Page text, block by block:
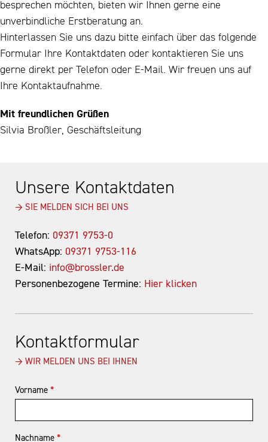
besprechen möchten, bieten wir Ihnen gerne eine
unverbindliche Erstberatung an.
Hinterlassen Sie uns dazu bitte einfach über das folgende
Formular Ihre Kontaktdaten oder kontaktieren Sie uns
gerne direkt per Telefon oder E-Mail. Wir freuen uns auf
Ihre Kontaktaufnahme.
Mit freundlichen Grüßen
Silvia Broßler, Geschäftsleitung
Unsere Kontaktdaten
→ SIE MELDEN SICH BEI UNS
Telefon: 09371 9753-0
WhatsApp: 09371 9753-116
E-Mail: info@brossler.de
Personenbezogene Termine: Hier klicken
Kontaktformular
→ WIR MELDEN UNS BEI IHNEN
Vorname *
Nachname *